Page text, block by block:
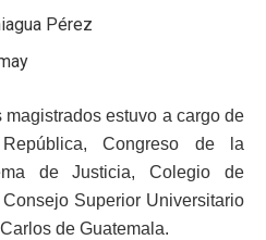
Pérez
estuvo a cargo de
Congreso de la
de Justicia, Colegio de
Superior Universitario
de Guatemala.